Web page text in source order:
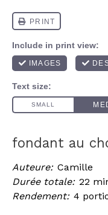
fondant au
Auteure: Camille
Durée totale: 22
Rendement: 4